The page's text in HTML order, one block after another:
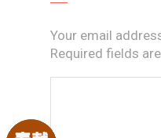
Your email
Required fields